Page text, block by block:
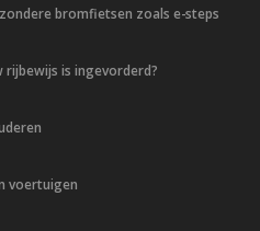
bromfietsen zoals e-steps
rijbewijs is ingevorderd?
voertuigen